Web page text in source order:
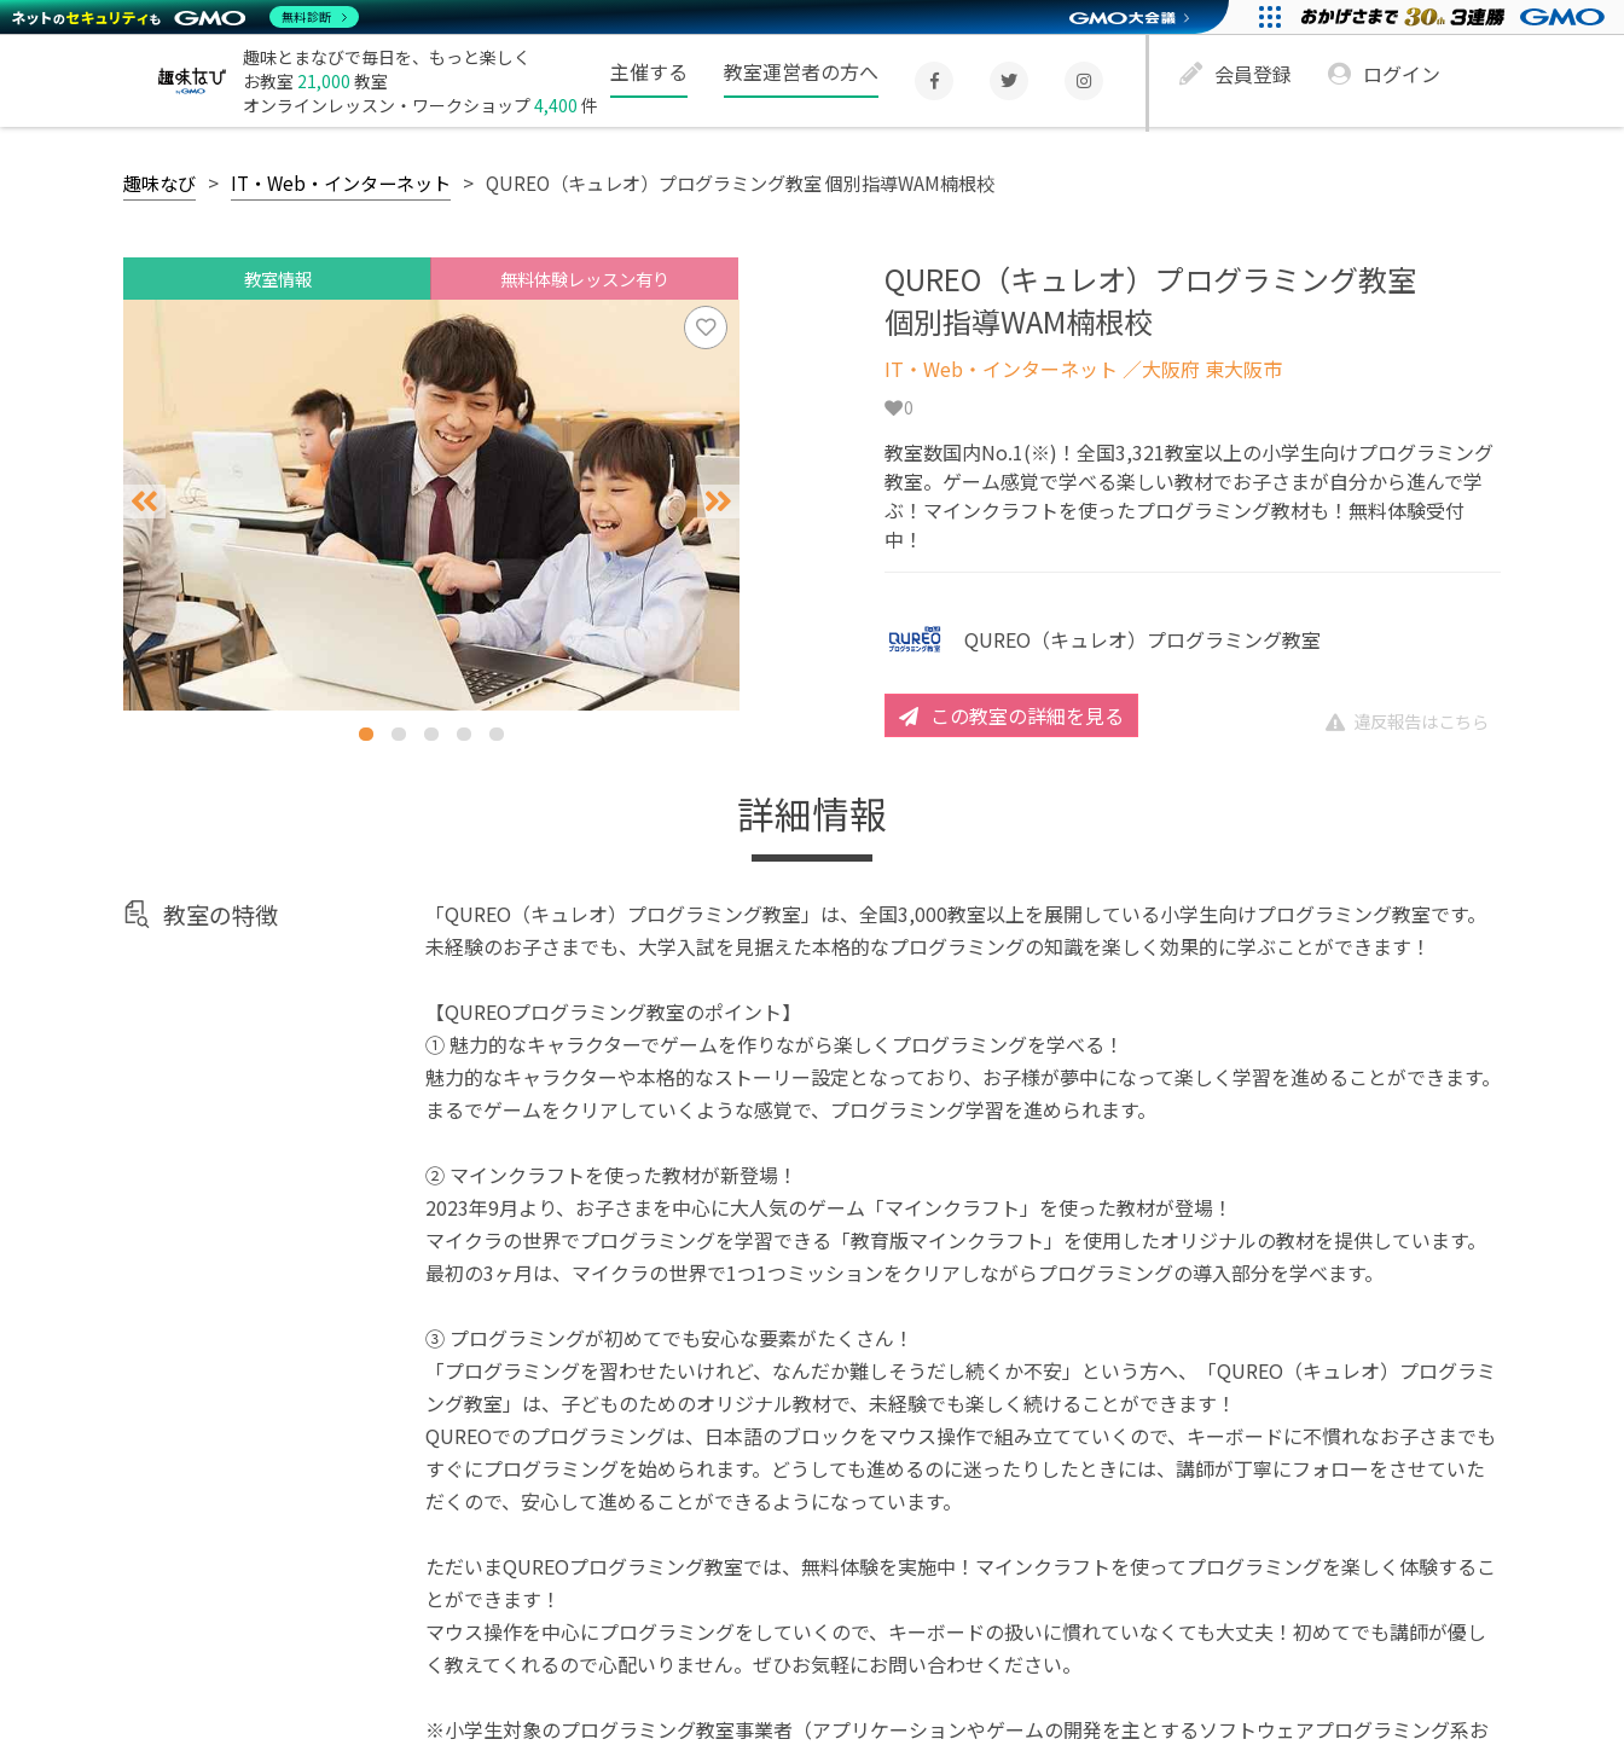
趣味とまなびで毎日を、もっと楽しく
お教室 21,000 教室
オンラインレッスン・ワークショップ4,400 件
主催する 教室運営者の方へ 会員登録 ログイン
趣味なび IT・Web・インターネット QUREO（キュレオ）プログラミング教室 個別指導WAM楠根校
教室情報 無料体験レッスン有り
QUREO（キュレオ）プログラミング教室
個別指導WAM楠根校
IT・Web・インターネット ／大阪府 東大阪市
0
教室数国内No.1(※)！全国3,321教室以上の小学生向けプログラミング
教室。ゲーム感覚で学べる楽しい教材でお子さまが自分から進んで学
ぶ！マインクラフトを使ったプログラミング教材も！無料体験受付
中！
QUREO（キュレオ）プログラミング教室
この教室の詳細を見る 違反報告はこちら
詳細情報
教室の特徴
「QUREO（キュレオ）プログラミング教室」は、全国3,000教室以上を展開している小学生向けプログラミング教室です。
未経験のお子さまでも、大学入試を見据えた本格的なプログラミングの知識を楽しく効果的に学ぶことができます！
【QUREOプログラミング教室のポイント】
① 魅力的なキャラクターでゲームを作りながら楽しくプログラミングを学べる！
魅力的なキャラクターや本格的なストーリー設定となっており、お子様が夢中になって楽しく学習を進めることができます。
まるでゲームをクリアしていくような感覚で、プログラミング学習を進められます。
② マインクラフトを使った教材が新登場！
2023年9月より、お子さまを中心に大人気のゲーム「マインクラフト」を使った教材が登場！
マイクラの世界でプログラミングを学習できる「教育版マインクラフト」を使用したオリジナルの教材を提供しています。
最初の3ヶ月は、マイクラの世界で1つ1つミッションをクリアしながらプログラミングの導入部分を学べます。
③ プログラミングが初めてでも安心な要素がたくさん！
「プログラミングを習わせたいけれど、なんだか難しそうだし続くか不安」という方へ、「QUREO（キュレオ）プログラミ
ング教室」は、子どものためのオリジナル教材で、未経験でも楽しく続けることができます！
QUREOでのプログラミングは、日本語のブロックをマウス操作で組み立てていくので、キーボードに不慣れなお子さまでも
すぐにプログラミングを始められます。どうしても進めるのに迷ったりしたときには、講師が丁寧にフォローをさせていた
だくので、安心して進めることができるようになっています。
ただいまQUREOプログラミング教室では、無料体験を実施中！マインクラフトを使ってプログラミングを楽しく体験するこ
とができます！
マウス操作を中心にプログラミングをしていくので、キーボードの扱いに慣れていなくても大丈夫！初めてでも講師が優し
く教えてくれるので心配いりません。ぜひお気軽にお問い合わせください。
※小学生対象のプログラミング教室事業者（アプリケーションやゲームの開発を主とするソフトウェアプログラミング系お
無料診断